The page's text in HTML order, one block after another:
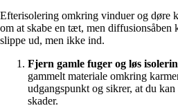
Efterisolering omkring vinduer og døre
om at skabe en tæt, men
slippe ud, men ikke ind.
Fjern gamle fuger og løs
gammelt materiale omkring
udgangspunkt og sikrer, at du
skader.